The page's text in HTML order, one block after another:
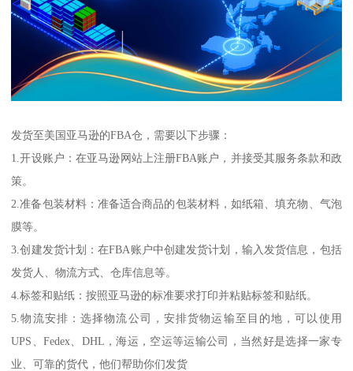
发货至美国亚马逊的FBA仓，需要以下步骤：
1.开设账户：在亚马逊网站上注册FBA账户，并接受其服务条款和政
策。
2.准备包装材料：准备适合商品的包装材料，如纸箱、填充物、气泡
膜等。
3.创建发货计划：在FBA账户中创建发货计划，输入发货信息，包括
发货人、物流方式、仓库信息等。
4.标签和贴纸：按照亚马逊的标准要求打印并粘贴标签和贴纸。
5.物流安排：选择物流公司，安排货物运输至目的地，可以使用
UPS、Fedex、DHL，海运，空运等运输公司，当然好是选择一家专
业、可靠的货代，他们帮助你们发货